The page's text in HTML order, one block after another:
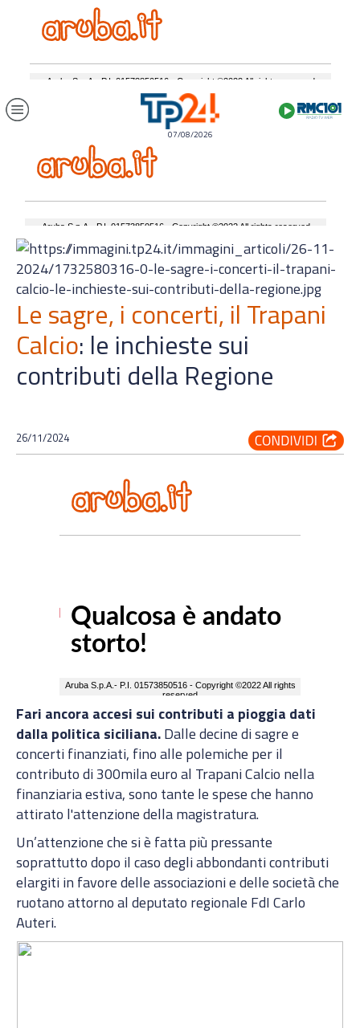
07/08/2026
Le sagre, i concerti, il Trapani
Calcio: le inchieste sui
contributi della Regione
26/11/2024
Fari ancora accesi sui contributi a pioggia dati
dalla politica siciliana.Dalle decine di sagre e
concerti finanziati, fino alle polemiche per il
contributo di 300mila euro al Trapani Calcio nella
finanziaria estiva, sono tante le spese che hanno
attirato l'attenzione della magistratura.
Un’attenzione che si è fatta più pressante
soprattutto dopo il caso degli abbondanti contributi
elargiti in favore delle associazioni e delle società che
ruotano attorno al deputato regionale FdI Carlo
Auteri.